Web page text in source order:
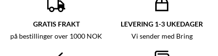
GRATIS FRAKT
på bestillinger over 1000 NOK
LEVERING 1-3 UKEDAGER
Vi sender med Bring